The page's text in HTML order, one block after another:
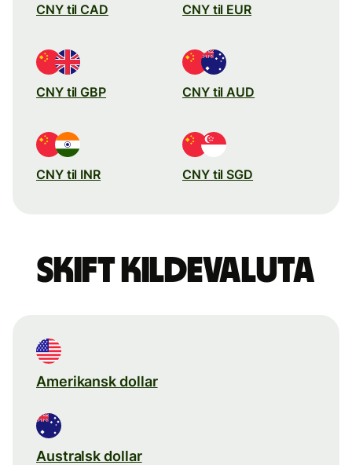
CNY til CAD CNY til EUR
CNY til GBP CNY til AUD
CNY til INR CNY til SGD
Skift kildevaluta
Amerikansk dollar
Australsk dollar